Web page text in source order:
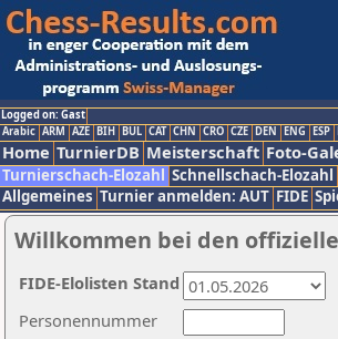
Logged on: Gast
Arabic ARM AZE BIH BUL CAT CHN CRO CZE DEN ENG ESP
Home TurnierDB Meisterschaft Foto-
Turnierschach-Elozahl Schnellschach-Elozahl
Allgemeines Turnier anmelden: AUT FIDE
Willkommen bei den
Personennummer
FIDE-Elolisten Stand